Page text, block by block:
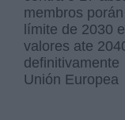
membros
límite de 2030
valores ate
Unión Europea